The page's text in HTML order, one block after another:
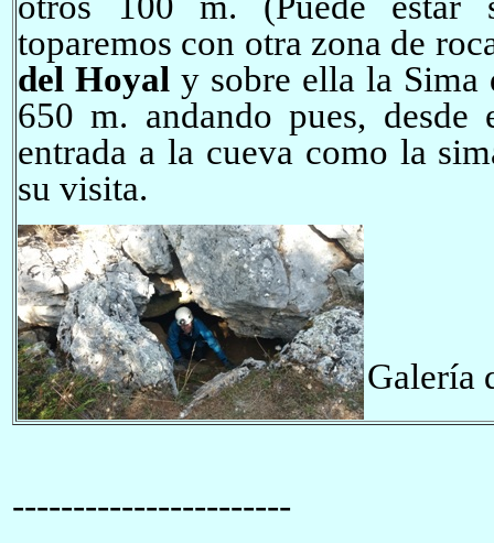
toparemos con otra zona de
del Hoyal y sobre ella la Sima
650 m. andando pues, desde
entrada a la cueva como la
su visita.
Galería
-----------------------